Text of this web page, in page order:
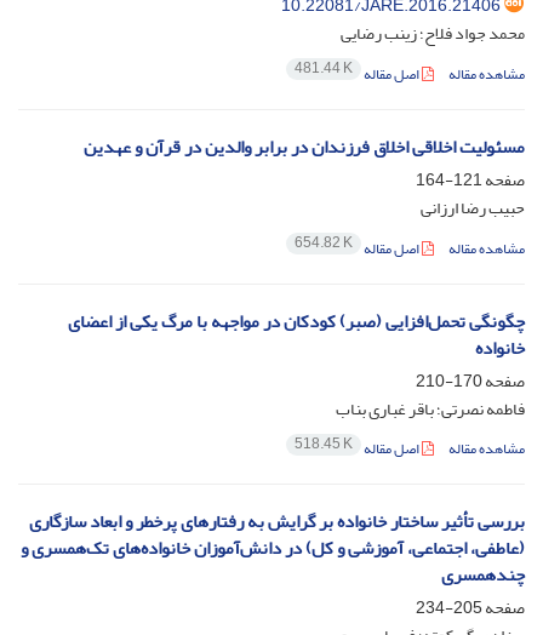
محمد جواد فلاح؛ زینب رضایی
مشاهده مقاله اصل مقاله 481.44 K
مسئولیت اخلاقی اخلاق فرزندان در برابر والدین در قرآن و عهدین
صفحه121-164
حبیب رضا ارزانی
مشاهده مقاله اصل مقاله 654.82 K
چگونگی تحمل‌افزایی (صبر) کودکان در مواجهه با مرگ یکی از اعضای
خانواده
صفحه170-210
فاطمه نصرتی؛ باقر غباری بناب
مشاهده مقاله اصل مقاله 518.45 K
بررسی تأثیر ساختار خانواده بر گرایش به رفتارهای پرخطر و ابعاد سازگاری
(عاطفی، اجتماعی، آموزشی و کل) در دانش‌آموزان خانواده‌های تک‌همسری و
چندهمسری
صفحه205-234